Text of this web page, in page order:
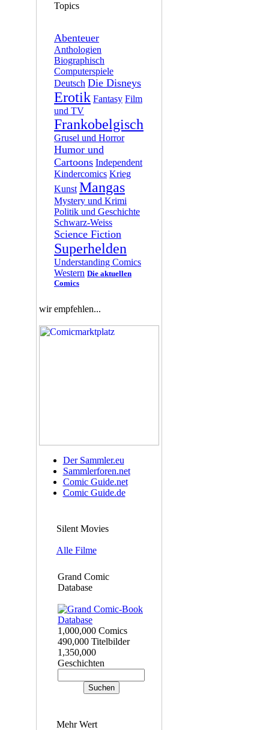
Topics
Abenteuer
Anthologien
Biographisch
Computerspiele
Deutsch Die Disneys
Erotik Fantasy Film
und TV
Frankobelgisch
Grusel und Horror
Humor und
Cartoons Independent
Kindercomics Krieg
Kunst Mangas
Mystery und Krimi
Politik und Geschichte
Schwarz-Weiss
Science Fiction
Superhelden
Understanding Comics
Western Die aktuellen
Comics
wir empfehlen...
Der Sammler.eu
Sammlerforen.net
Comic Guide.net
Comic Guide.de
Silent Movies
Alle Filme
Grand Comic
Database
1,000,000 Comics
490,000 Titelbilder
1,350,000
Geschichten
Mehr Wert